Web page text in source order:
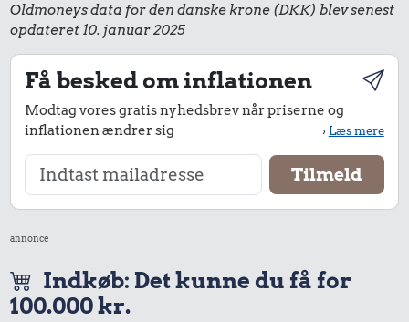
Oldmoneys data for den danske krone (DKK) blev senest
opdateret 10. januar 2025
Få besked om inflationen
Modtag vores gratis nyhedsbrev når priserne og
inflationen ændrer sig
›Læs mere
annonce
Indkøb: Det kunne du få for
100.000 kr.